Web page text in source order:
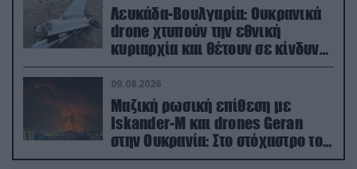
Λευκάδα-Βουλγαρία: Ουκρανικά
drone χτυπούν την εθνική
κυριαρχία και θέτουν σε κίνδυνο
οικονομίες χωρών του ΝΑΤΟ
09.08.2026
Μαζική ρωσική επίθεση με
Iskander-M και drones Geran
στην Ουκρανία: Στο στόχαστρο το
εργοστάσιο των Flamingo